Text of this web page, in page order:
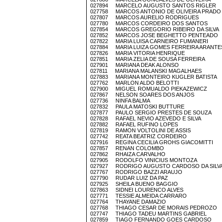
027894 MARCELO AUGUSTO SANTOS RIGLER
027758 MARCOS ANTONIO DE OLIVEIRA PRADO
027807 MARCOS AURELIO RODRIGUES
027780 MARCOS CORDEIRO DOS SANTOS
027854 MARCOS GREGORIO RIBEIRO DA SILVA
027852 MARCOS JOSE BEGHETTO PENTEADO
027822 MARIA LUISA CARNEIRO FUMANERI
027884 MARIA LUIZA GOMES FERREIRA
027826 MARIA VITORIA HENRIQUE
027851 MARIA ZELIA DE SOUSA FERREIRA
027901 MARIANA DEAK ALONSO
027811 MARIANA MALANSKI MAGALHAES
027883 MARIANA MONTEIRO KUGLER BATISTA
027762 MARLON ALDO BELOTTI
027900 MIGUEL ROMUALDO PIEKAZEWICZ
027867 NELSON SOARES DOS ANJOS
027736 NINFA BALMA
027832 PAULA MATOSKI BUTTURE
027877 PAULO SERGIO PRESTES DE SOUZA
027828 RAFAEL NEVIO AZEVEDO E SILVA
027882 RAFAEL RUFINO LOPES
027819 RAMON VOLTOLINI DE ASSIS
027742 REATA BEATRIZ CORDEIRO
027916 REGINA CECILIA GROHS GIACOMITTI
027857 RENAN COLOMBO
027862 RHAIZA CARVALHO
027905 RODOLFO VINICIUS MONTOZA
027927 RODRIGO AUGUSTO CARDOSO DA
027767 RODRIGO BAZZI ARAUJO
027790 RUDAR LUIZ DA PAZ
027925 SHEILA BUENO BAGGIO
027863 SIDNEI LOURENCO ALVES
027771 TESSIE ALMEIDA CARRARO
027764 THAYANE DAMAZIO
027768 THIAGO CESAR DE MORAIS PEDROZO
027747 THIAGO TADEU MARTINS GABRIEL
027859 TIAGO FERNANDO GOES CARDOSO